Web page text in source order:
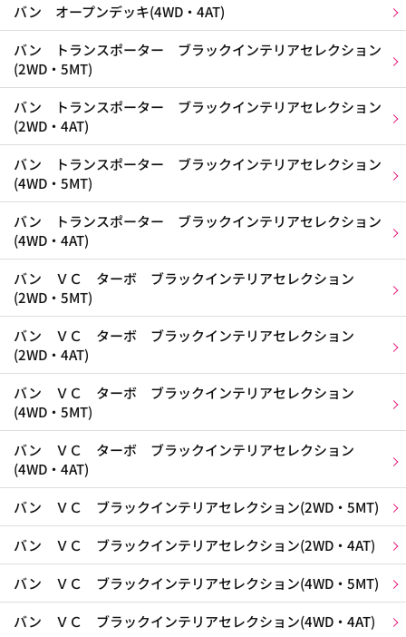
バン オープンデッキ(4WD・4AT)
バン トランスポーター ブラックインテリアセレクション
(2WD・5MT)
バン トランスポーター ブラックインテリアセレクション
(2WD・4AT)
バン トランスポーター ブラックインテリアセレクション
(4WD・5MT)
バン トランスポーター ブラックインテリアセレクション
(4WD・4AT)
バン ＶＣ ターボ ブラックインテリアセレクション
(2WD・5MT)
バン ＶＣ ターボ ブラックインテリアセレクション
(2WD・4AT)
バン ＶＣ ターボ ブラックインテリアセレクション
(4WD・5MT)
バン ＶＣ ターボ ブラックインテリアセレクション
(4WD・4AT)
バン ＶＣ ブラックインテリアセレクション(2WD・5MT)
バン ＶＣ ブラックインテリアセレクション(2WD・4AT)
バン ＶＣ ブラックインテリアセレクション(4WD・5MT)
バン ＶＣ ブラックインテリアセレクション(4WD・4AT)